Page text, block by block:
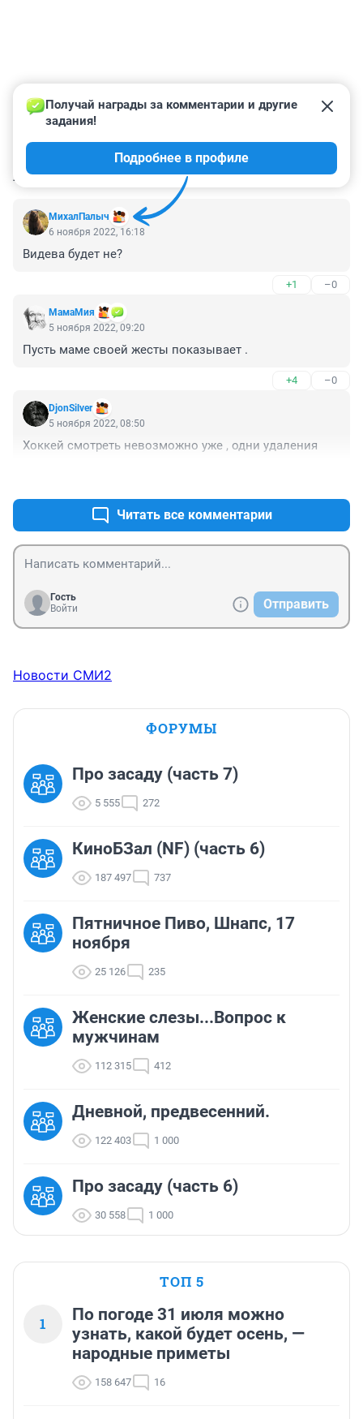
КОММЕНТАРИИ 37
МихалПалыч
Получай награды за комментарии и другие
задания!
Подробнее в профиле
6 ноября 2022, 16:18
Видева будет не?
+1 –0
МамаМия
5 ноября 2022, 09:20
Пусть маме своей жесты показывает .
+4 –0
DjonSilver
5 ноября 2022, 08:50
Хоккей смотреть невозможно уже , одни удаления
Читать все комментарии
Гость
Войти
Отправить
Новости СМИ2
ФОРУМЫ
Про засаду (часть 7)
5 555 272
КиноБЗал (NF) (часть 6)
187 497 737
Пятничное Пиво, Шнапс, 17
ноября
25 126 235
Женские слезы...Вопрос к
мужчинам
112 315 412
Дневной, предвесенний.
122 403 1 000
Про засаду (часть 6)
30 558 1 000
ТОП 5
1
По погоде 31 июля можно
узнать, какой будет осень, —
народные приметы
158 647 16